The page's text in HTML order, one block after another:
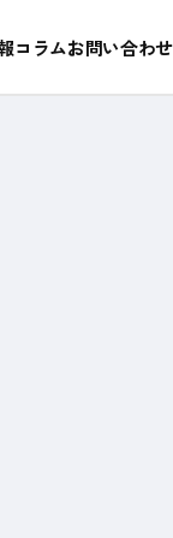
コラムお問い合わせ